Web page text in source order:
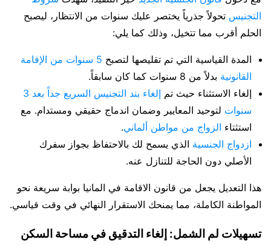
التجنيس تحولاً جذرياً يختصر عليك سنوات من الانتظار، ليصبح
الحلم أقرب مما تتخيل، وذلك كما يلي:
المدة القياسية التي تم تقليصها لتصبح
5 سنوات من الإقامة
القانونية بدلاً من 8 سنوات كما كان سابقاً.
إلغاء الاستثناء حيث تم
إلغاء بند التجنيس السريع جداً بعد 3
سنوات لتوحيد المعايير وضمان اندماج حقيقي ومستدام. مع
استثتاء الزواج من مواطن ألماني.
ازدواج الجنسية الذي يسمح لك بالاحتفاظ بجواز سفرك
الأصلي دون الحاجة للتنازل عنه.
هذا التعديل يجعل من قانون الاقامة في المانيا بوابة سريعة نحو
المواطنة الكاملة، مما يمنحك الاستقرار النهائي في وقت قياسي.
تسهيلات لم الشمل: إلغاء التدقيق في مساحة السكن